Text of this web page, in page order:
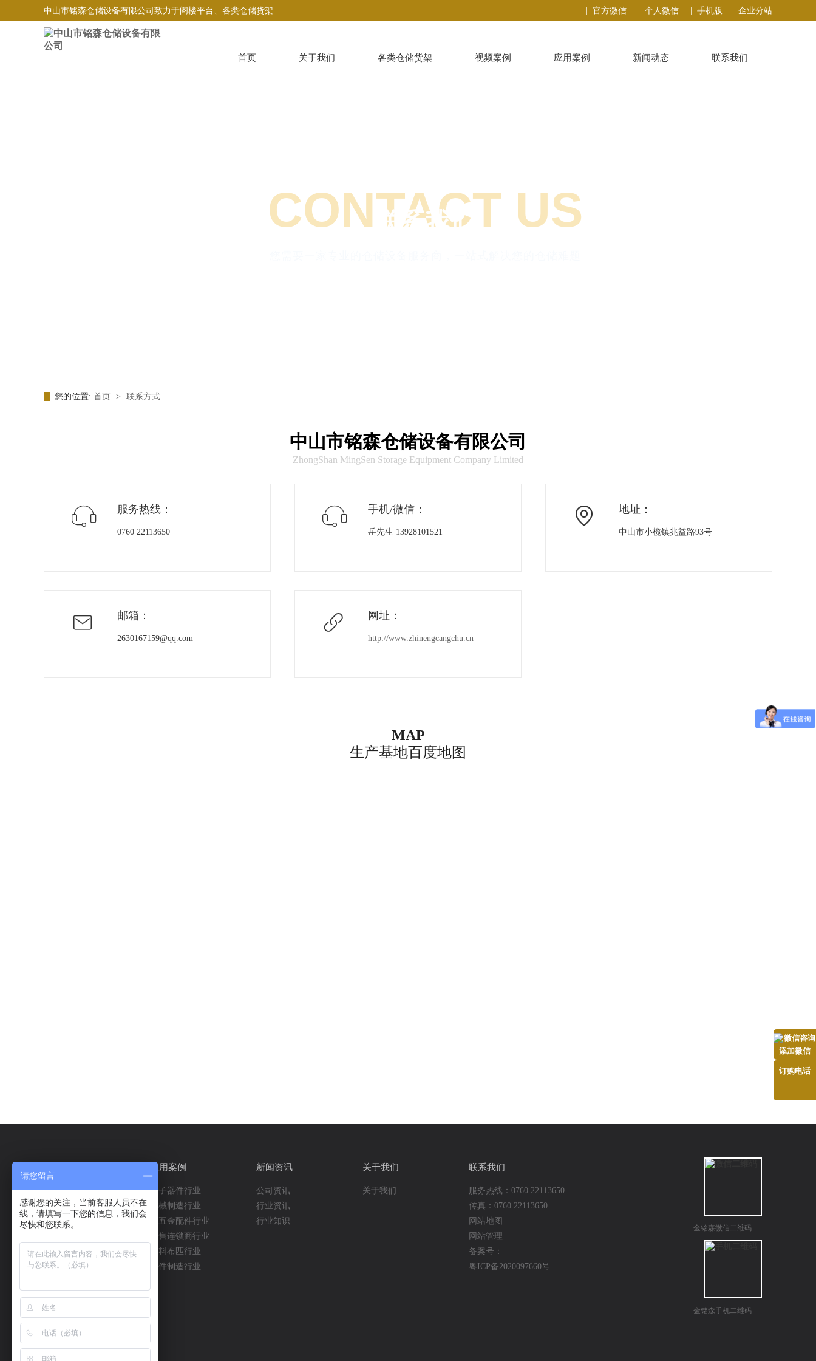
中山市铭森仓储设备有限公司致力于阁楼平台、各类仓储货架 | 官方微信 | 个人微信 | 手机版 | 企业分站
首页 关于我们 各类仓储货架 视频案例 应用案例 新闻动态 联系我们
CONTACT US
联系我们
您的位置: 首页 > 联系方式
中山市铭森仓储设备有限公司
ZhongShan MingSen Storage Equipment Company Limited
 服务热线：
0760 22113650
 手机/微信：
岳先生 13928101521
 地址：
中山市小榄镇兆益路93号
 邮箱：
2630167159@qq.com
 网址：
http://www.zhinengcangchu.cn
MAP
生产基地百度地图
阁楼平台
流利式货架
模具架
悬臂货架
中型货架
重型货架
应用案例
电子器件行业
机械制造行业
小五金配件行业
零售连锁商行业
布料布匹行业
配件制造行业
新闻资讯
公司资讯
行业资讯
行业知识
关于我们
关于我们
联系我们
服务热线：0760 22113650
传真：0760 22113650
网站地图
网站管理
备案号：
粤ICP备2020097660号
金铭森微信二维码
金铭森手机二维码
添加微信
订购电话
请您留言
感谢您的关注，当前客服人员不在
线，请填写一下您的信息，我们会
尽快和您联系。